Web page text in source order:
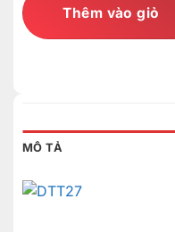
Thêm vào giỏ
MÔ TẢ